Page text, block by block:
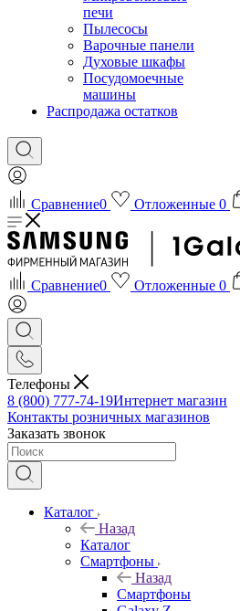
печи
Пылесосы
Варочные панели
Духовые шкафы
Посудомоечные
машины
Распродажа остатков
Сравнение0 Отложенные 0
Сравнение0 Отложенные 0
Телефоны
8 (800) 777-74-19Интернет магазин
Контакты розничных магазинов
Заказать звонок
Каталог
Назад
Каталог
Смартфоны
Назад
Смартфоны